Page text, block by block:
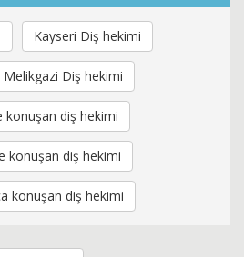
Kayseri Diş hekimi
Melikgazi Diş hekimi
konuşan diş hekimi
konuşan diş hekimi
konuşan diş hekimi